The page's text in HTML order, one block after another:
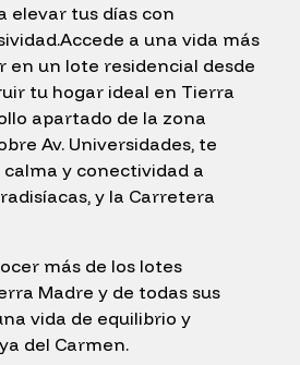
elevar tus días con
a una vida más
en un lote residencial desde
tu hogar ideal en Tierra
apartado de la zona
Av. Universidades, te
y conectividad a
y la Carretera
más de los lotes
Madre y de todas sus
vida de equilibrio y
del Carmen.